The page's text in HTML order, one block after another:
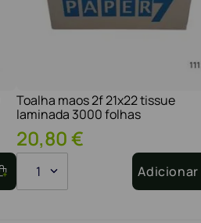
Toalha maos 2f 21x22 tissue
laminada 3000 folhas
20,80€
1 Adicionar